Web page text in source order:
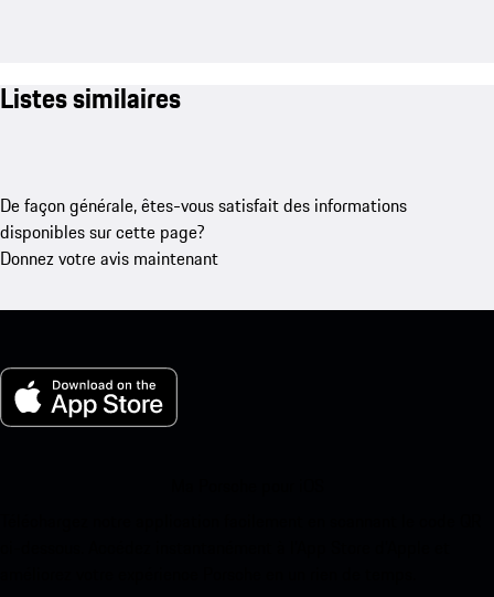
Listes similaires
De façon générale, êtes-vous satisfait des informations
disponibles sur cette page?
Donnez votre avis maintenant